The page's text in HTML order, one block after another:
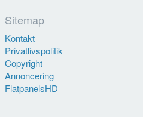
Sitemap
Kontakt
Privatlivspolitik
Copyright
Annoncering
FlatpanelsHD